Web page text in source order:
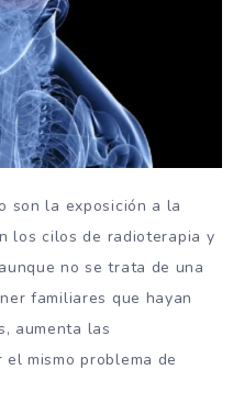
son la exposición a la
los cilos de radioterapia y
no se trata de una
familiares que hayan
aumenta las
mismo problema de